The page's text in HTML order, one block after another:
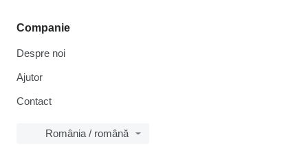
Companie
Despre noi
Ajutor
Contact
România / română